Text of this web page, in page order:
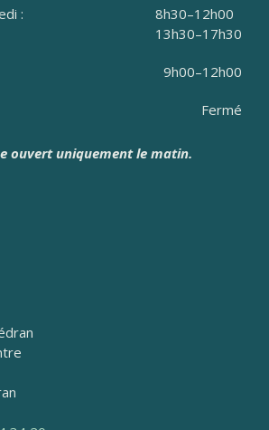
:
8h30–12h00
13h30–17h30
9h00–12h00
Fermé
ouvert uniquement le matin.